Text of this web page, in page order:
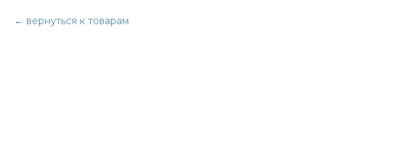
вернуться к товарам